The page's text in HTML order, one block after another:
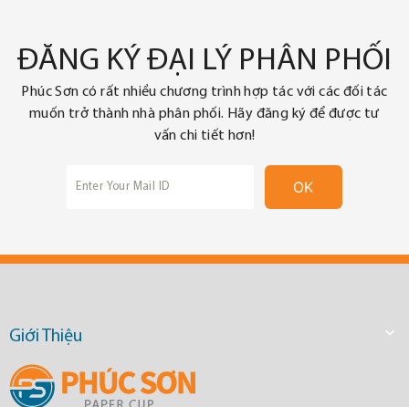
ĐĂNG KÝ ĐẠI LÝ PHÂN PHỐI
Phúc Sơn có rất nhiều chương trình hợp tác với các đối tác
muốn trở thành nhà phân phối. Hãy đăng ký để được tư
vấn chi tiết hơn!
Giới Thiệu 